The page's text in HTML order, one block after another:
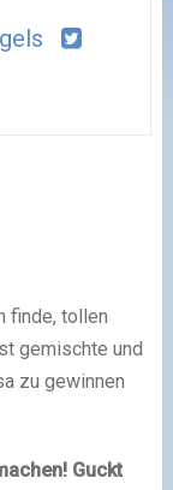
finde, tollen
gemischte und
zu gewinnen
Guckt